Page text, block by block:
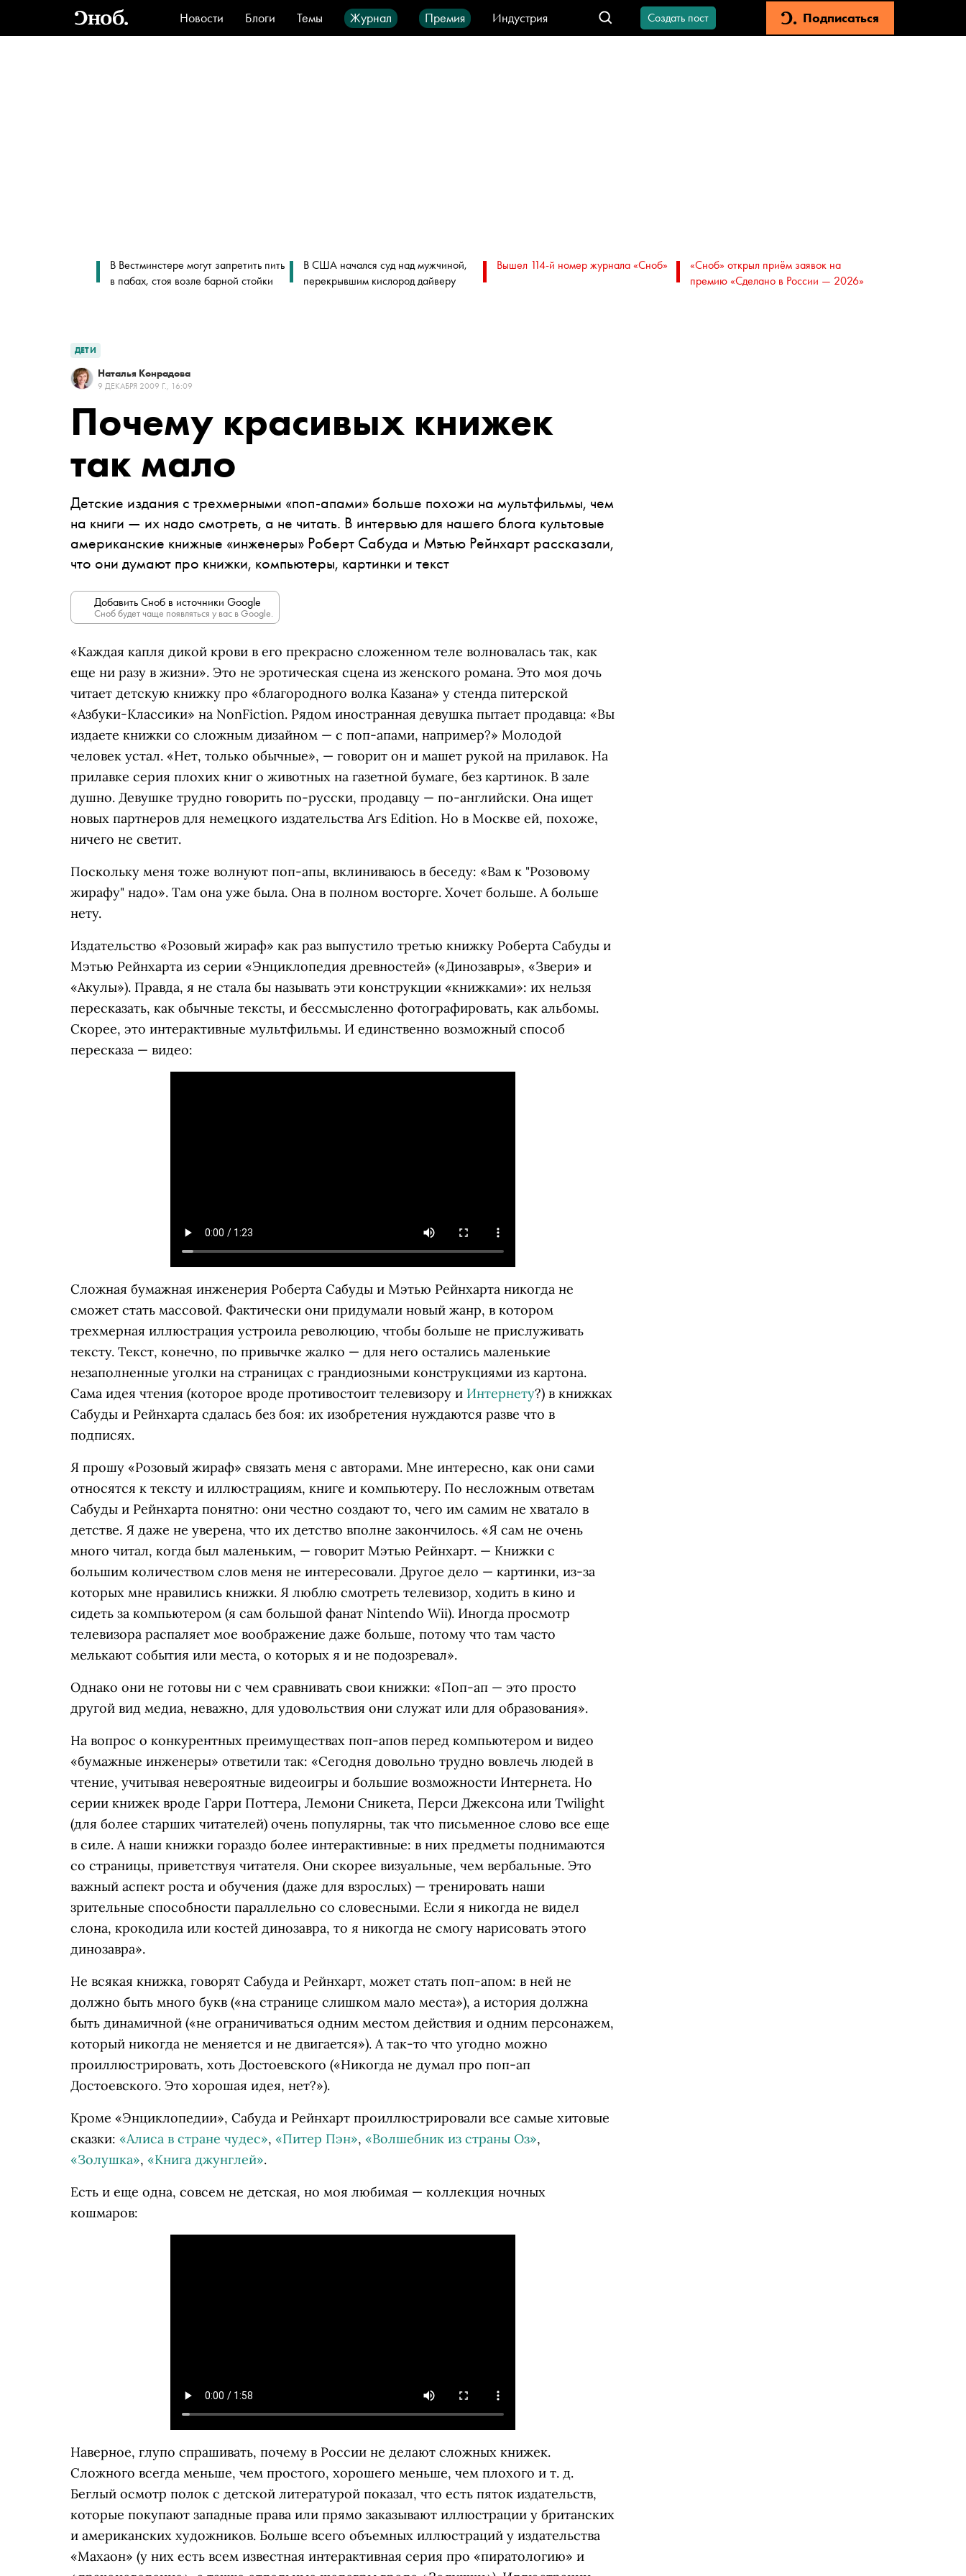
Новости Блоги Темы Журнал Премия
Индустрия
Стиль
Видео Город IT-продукты
Создать пост Подписаться
В Вестминстере могут запретить пить
в пабах, стоя возле барной стойки
В США начался суд над мужчиной,
перекрывшим кислород дайверу
Вышел 114-й номер журнала «Сноб»
«Сноб» открыл приём заявок на
премию «Сделано в России — 2026»
ДЕТИ
Наталья Конрадова
9 ДЕКАБРЯ 2009 Г., 16:09
Почему красивых книжек
так мало
Детские издания с трехмерными «поп-апами» больше похожи на мультфильмы, чем
на книги — их надо смотреть, а не читать. В интервью для нашего блога культовые
американские книжные «инженеры» Роберт Сабуда и Мэтью Рейнхарт рассказали,
что они думают про книжки, компьютеры, картинки и текст
Добавить Сноб в источники Google
Сноб будет чаще появляться у вас в Google.
«Каждая капля дикой крови в его прекрасно сложенном теле волновалась так, как
еще ни разу в жизни». Это не эротическая сцена из женского романа. Это моя дочь
читает детскую книжку про «благородного волка Казана» у стенда питерской
«Азбуки-Классики» на NonFiction. Рядом иностранная девушка пытает продавца: «Вы
издаете книжки со сложным дизайном — с поп-апами, например?» Молодой
человек устал. «Нет, только обычные», — говорит он и машет рукой на прилавок. На
прилавке серия плохих книг о животных на газетной бумаге, без картинок. В зале
душно. Девушке трудно говорить по-русски, продавцу — по-английски. Она ищет
новых партнеров для немецкого издательства Ars Edition. Но в Москве ей, похоже,
ничего не светит.
Поскольку меня тоже волнуют поп-апы, вклиниваюсь в беседу: «Вам к "Розовому
жирафу" надо». Там она уже была. Она в полном восторге. Хочет больше. А больше
нету.
Издательство «Розовый жираф» как раз выпустило третью книжку Роберта Сабуды и
Мэтью Рейнхарта из серии «Энциклопедия древностей» («Динозавры», «Звери» и
«Акулы»). Правда, я не стала бы называть эти конструкции «книжками»: их нельзя
пересказать, как обычные тексты, и бессмысленно фотографировать, как альбомы.
Скорее, это интерактивные мультфильмы. И единственно возможный способ
пересказа — видео:
Сложная бумажная инженерия Роберта Сабуды и Мэтью Рейнхарта никогда не
сможет стать массовой. Фактически они придумали новый жанр, в котором
трехмерная иллюстрация устроила революцию, чтобы больше не прислуживать
тексту. Текст, конечно, по привычке жалко — для него остались маленькие
незаполненные уголки на страницах с грандиозными конструкциями из картона.
Сама идея чтения (которое вроде противостоит телевизору и Интернету?) в книжках
Сабуды и Рейнхарта сдалась без боя: их изобретения нуждаются разве что в
подписях.
Я прошу «Розовый жираф» связать меня с авторами. Мне интересно, как они сами
относятся к тексту и иллюстрациям, книге и компьютеру. По несложным ответам
Сабуды и Рейнхарта понятно: они честно создают то, чего им самим не хватало в
детстве. Я даже не уверена, что их детство вполне закончилось. «Я сам не очень
много читал, когда был маленьким, — говорит Мэтью Рейнхарт. — Книжки с
большим количеством слов меня не интересовали. Другое дело — картинки, из-за
которых мне нравились книжки. Я люблю смотреть телевизор, ходить в кино и
сидеть за компьютером (я сам большой фанат Nintendo Wii). Иногда просмотр
телевизора распаляет мое воображение даже больше, потому что там часто
мелькают события или места, о которых я и не подозревал».
Однако они не готовы ни с чем сравнивать свои книжки: «Поп-ап — это просто
другой вид медиа, неважно, для удовольствия они служат или для образования».
На вопрос о конкурентных преимуществах поп-апов перед компьютером и видео
«бумажные инженеры» ответили так: «Сегодня довольно трудно вовлечь людей в
чтение, учитывая невероятные видеоигры и большие возможности Интернета. Но
серии книжек вроде Гарри Поттера, Лемони Сникета, Перси Джексона или Twilight
(для более старших читателей) очень популярны, так что письменное слово все еще
в силе. А наши книжки гораздо более интерактивные: в них предметы поднимаются
со страницы, приветствуя читателя. Они скорее визуальные, чем вербальные. Это
важный аспект роста и обучения (даже для взрослых) — тренировать наши
зрительные способности параллельно со словесными. Если я никогда не видел
слона, крокодила или костей динозавра, то я никогда не смогу нарисовать этого
динозавра».
Не всякая книжка, говорят Сабуда и Рейнхарт, может стать поп-апом: в ней не
должно быть много букв («на странице слишком мало места»), а история должна
быть динамичной («не ограничиваться одним местом действия и одним персонажем,
который никогда не меняется и не двигается»). А так-то что угодно можно
проиллюстрировать, хоть Достоевского («Никогда не думал про поп-ап
Достоевского. Это хорошая идея, нет?»).
Кроме «Энциклопедии», Сабуда и Рейнхарт проиллюстрировали все самые хитовые
сказки: «Алиса в стране чудес», «Питер Пэн», «Волшебник из страны Оз»,
«Золушка», «Книга джунглей».
Есть и еще одна, совсем не детская, но моя любимая — коллекция ночных
кошмаров:
Наверное, глупо спрашивать, почему в России не делают сложных книжек.
Сложного всегда меньше, чем простого, хорошего меньше, чем плохого и т. д.
Беглый осмотр полок с детской литературой показал, что есть пяток издательств,
которые покупают западные права или прямо заказывают иллюстрации у британских
и американских художников. Больше всего объемных иллюстраций у издательства
«Махаон» (у них есть всем известная интерактивная серия про «пиратологию» и